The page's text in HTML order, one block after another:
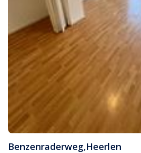
Benzenraderweg,Heerlen